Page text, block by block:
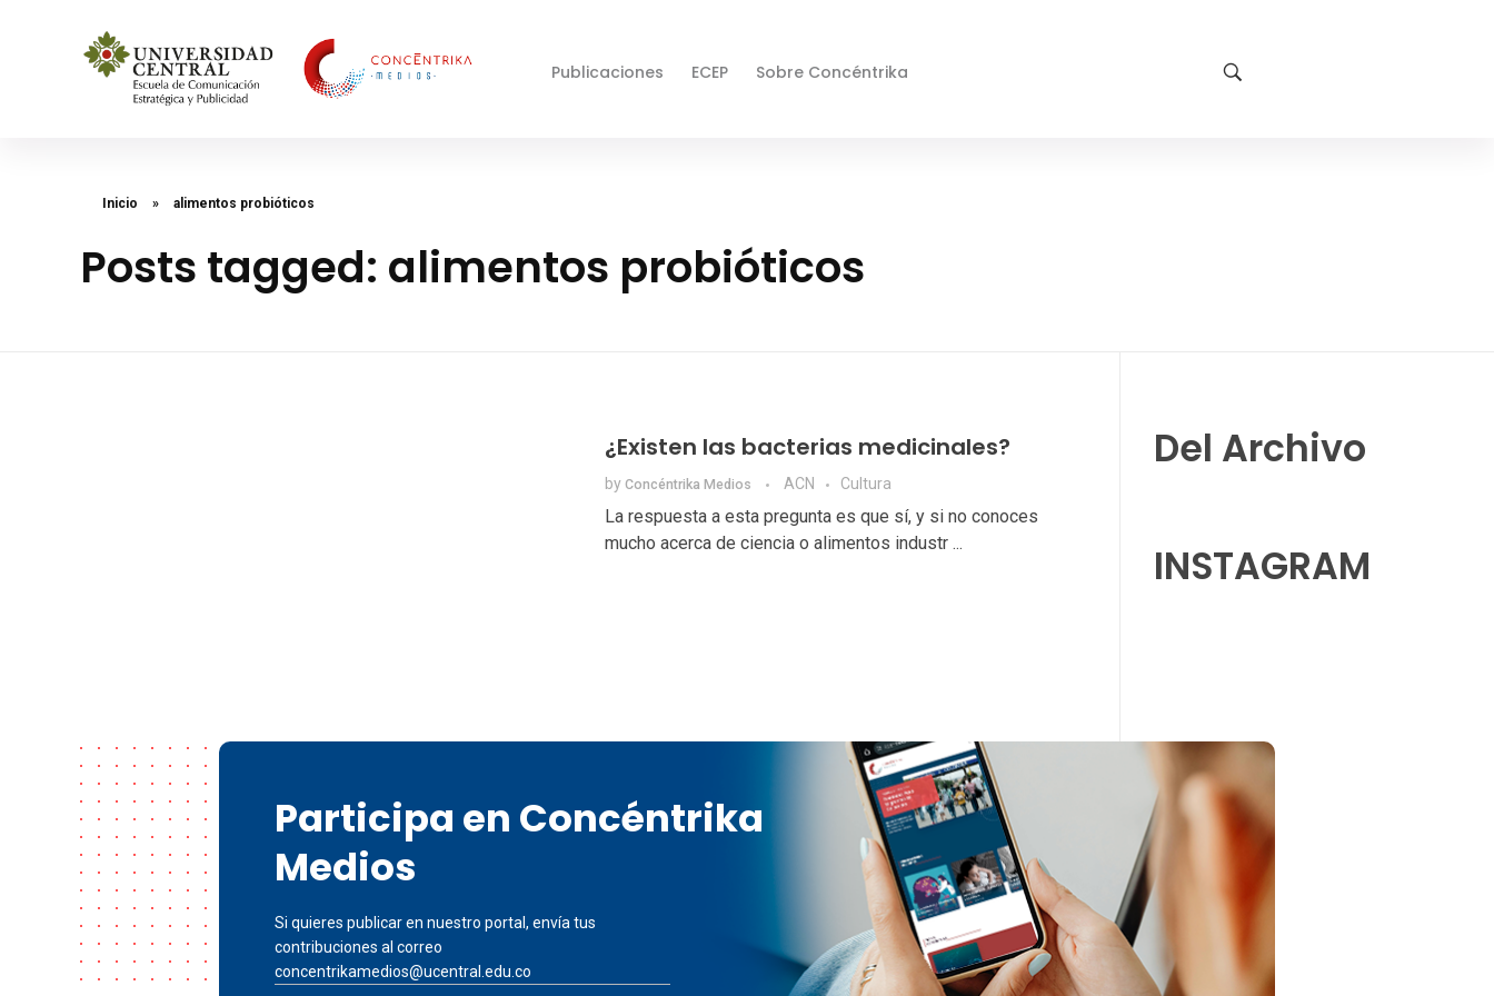
Publicaciones ECEP Sobre Concéntrika
Inicio » alimentos probióticos
Posts tagged: alimentos probióticos
¿Existen las bacterias medicinales?
by Concéntrika Medios ACN Cultura
La respuesta a esta pregunta es que sí, y si no conoces
mucho acerca de ciencia o alimentos industr ...
Del Archivo
INSTAGRAM
Participa en Concéntrika
Medios
Si quieres publicar en nuestro portal, envía tus
contribuciones al correo
concentrikamedios@ucentral.edu.co